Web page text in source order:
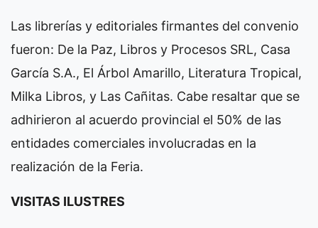
Las librerías y editoriales firmantes del convenio
fueron: De la Paz, Libros y Procesos SRL, Casa
García S.A., El Árbol Amarillo, Literatura Tropical,
Milka Libros, y Las Cañitas. Cabe resaltar que se
adhirieron al acuerdo provincial el 50% de las
entidades comerciales involucradas en la
realización de la Feria.
VISITAS ILUSTRES